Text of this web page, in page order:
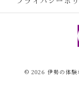
© 2026 伊勢の体